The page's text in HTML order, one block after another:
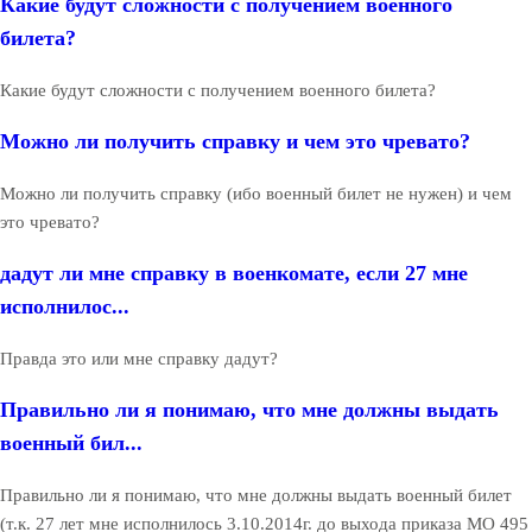
Какие будут сложности с получением военного
билета?
Какие будут сложности с получением военного билета?
Можно ли получить справку и чем это чревато?
Можно ли получить справку (ибо военный билет не нужен) и чем
это чревато?
дадут ли мне справку в военкомате, если 27 мне
исполнилос...
Правда это или мне справку дадут?
Правильно ли я понимаю, что мне должны выдать
военный бил...
Правильно ли я понимаю, что мне должны выдать военный билет
(т.к. 27 лет мне исполнилось 3.10.2014г. до выхода приказа МО 495